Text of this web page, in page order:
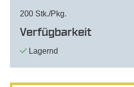
200 Stk./Pkg.
Verfügbarkeit
Lagernd